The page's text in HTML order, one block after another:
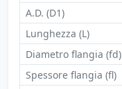
A.D. (D1)
Lunghezza (L)
Diametro flangia (fd)
Spessore flangia (fl)